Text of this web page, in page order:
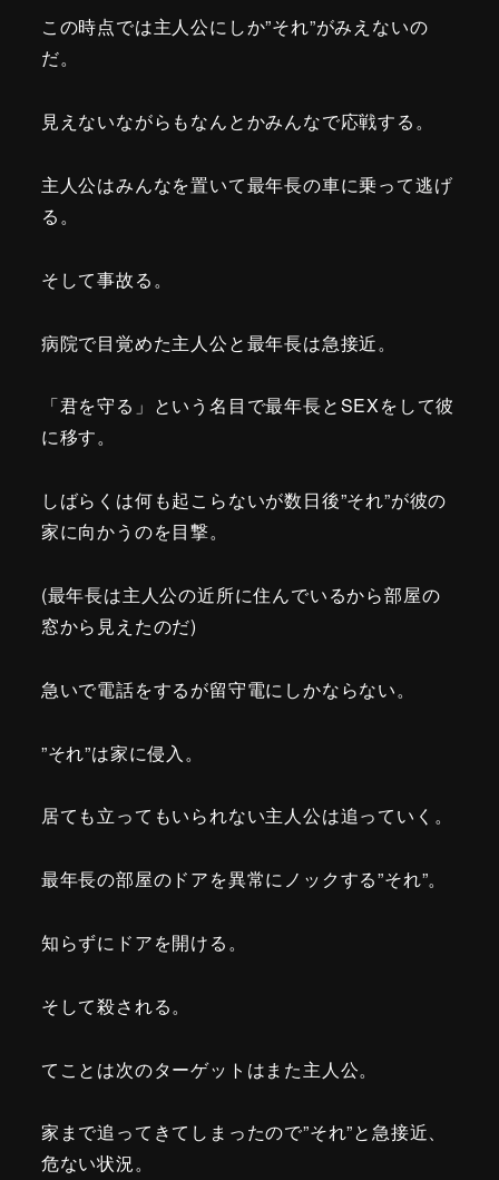
この時点では主人公にしか”それ”がみえないの
だ。
見えないながらもなんとかみんなで応戦する。
主人公はみんなを置いて最年長の車に乗って逃げ
る。
そして事故る。
病院で目覚めた主人公と最年長は急接近。
「君を守る」という名目で最年長とSEXをして彼
に移す。
しばらくは何も起こらないが数日後”それ”が彼の
家に向かうのを目撃。
(最年長は主人公の近所に住んでいるから部屋の
窓から見えたのだ)
急いで電話をするが留守電にしかならない。
”それ”は家に侵入。
居ても立ってもいられない主人公は追っていく。
最年長の部屋のドアを異常にノックする”それ”。
知らずにドアを開ける。
そして殺される。
てことは次のターゲットはまた主人公。
家まで追ってきてしまったので”それ”と急接近、
危ない状況。